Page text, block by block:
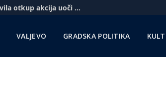
Komercbanka udvostručila profit i najavila otkup akcija uoči pregovora sa Unikreditom
VALJEVO GRADSKA POLITIKA